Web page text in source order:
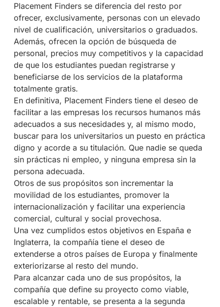
Placement Finders se diferencia del resto por
ofrecer, exclusivamente, personas con un elevado
nivel de cualificación, universitarios o graduados.
Además, ofrecen la opción de búsqueda de
personal, precios muy competitivos y la capacidad
de que los estudiantes puedan registrarse y
beneficiarse de los servicios de la plataforma
totalmente gratis.
En definitiva, Placement Finders tiene el deseo de
facilitar a las empresas los recursos humanos más
adecuados a sus necesidades y, al mismo modo,
buscar para los universitarios un puesto en práctica
digno y acorde a su titulación. Que nadie se queda
sin prácticas ni empleo, y ninguna empresa sin la
persona adecuada.
Otros de sus propósitos son incrementar la
movilidad de los estudiantes, promover la
internacionalización y facilitar una experiencia
comercial, cultural y social provechosa.
Una vez cumplidos estos objetivos en España e
Inglaterra, la compañía tiene el deseo de
extenderse a otros países de Europa y finalmente
exteriorizarse al resto del mundo.
Para alcanzar cada uno de sus propósitos, la
compañía que define su proyecto como viable,
escalable y rentable, se presenta a la segunda